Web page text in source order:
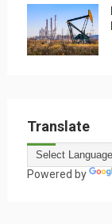
Translate
Powered by